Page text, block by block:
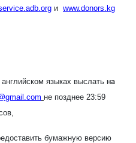
.adb.org и www.donors. kg
языках выслать на
не позднее 23:59
бумажную версию